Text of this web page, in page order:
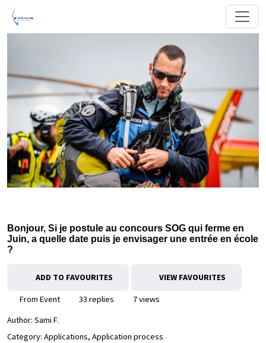
Bonjour, Si je postule au concours SOG qui ferme en
Juin, a quelle date puis je envisager une entrée en école
?
ADD TO FAVOURITES VIEW FAVOURITES
From Event 33 replies
7 views
Author: Sami F.
Category: Applications, Application process